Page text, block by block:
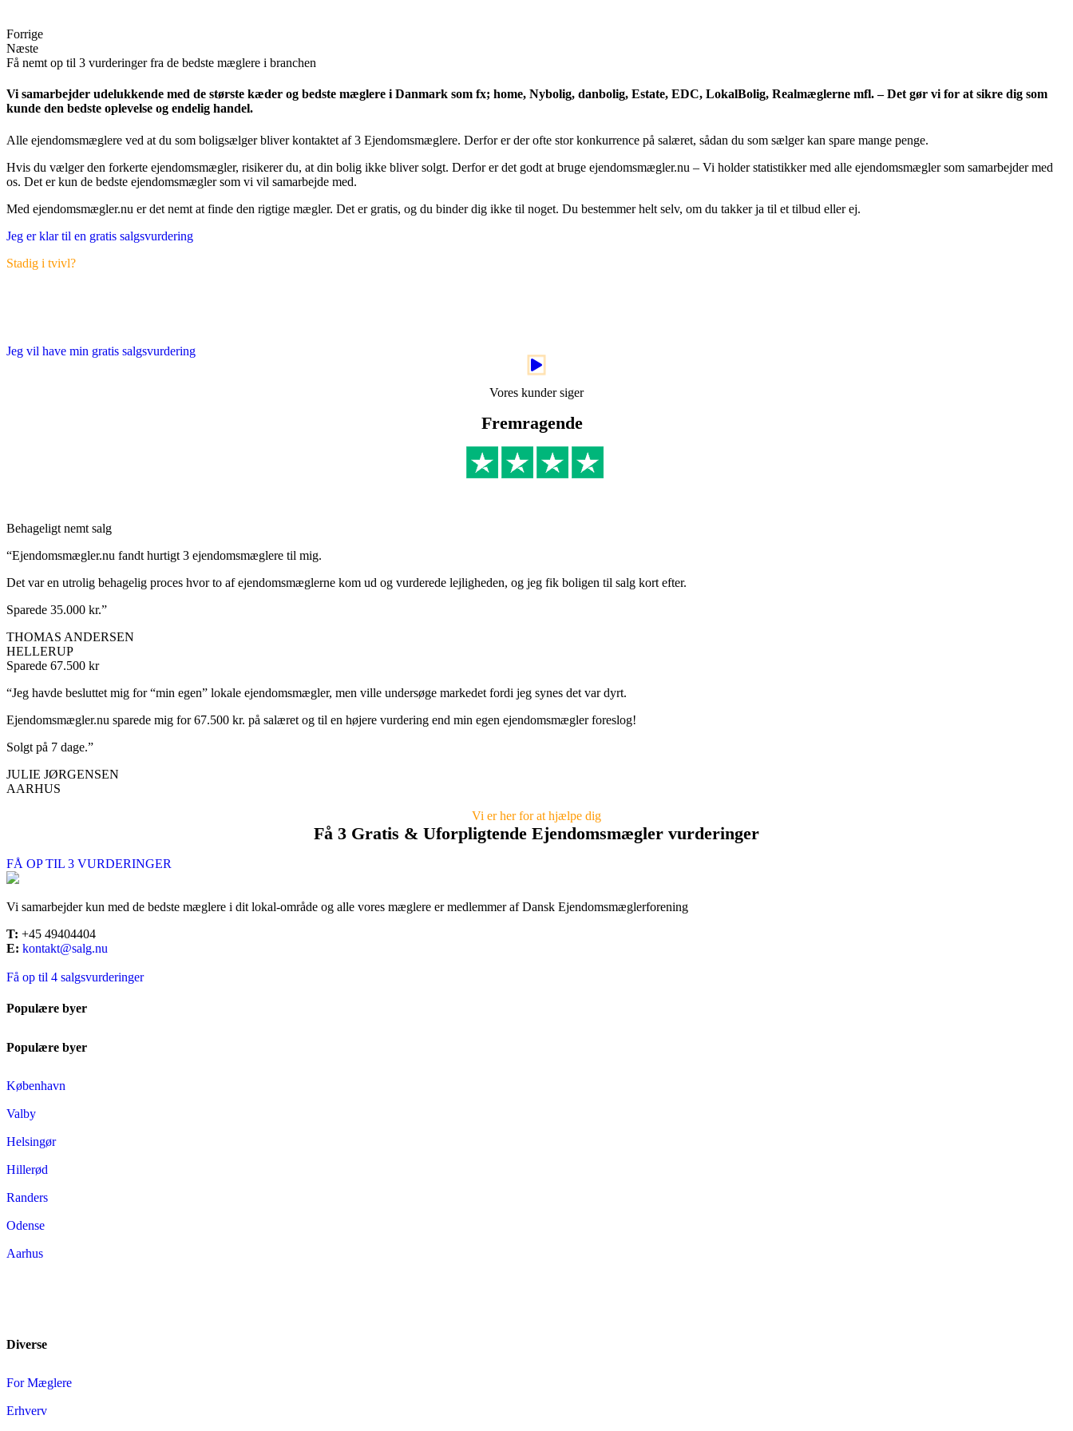
Forrige
Næste
Få nemt op til 3 vurderinger fra de bedste mæglere i branchen
Vi samarbejder udelukkende med de største kæder og bedste mæglere i Danmark som fx; home, Nybolig, danbolig, Estate, EDC, LokalBolig, Realmæglerne mfl. – Det gør vi for at sikre dig som
kunde den bedste oplevelse og endelig handel.
Alle ejendomsmæglere ved at du som boligsælger bliver kontaktet af 3 Ejendomsmæglere. Derfor er der ofte stor konkurrence på salæret, sådan du som sælger kan spare mange penge.
Hvis du vælger den forkerte ejendomsmægler, risikerer du, at din bolig ikke bliver solgt. Derfor er det godt at bruge ejendomsmægler.nu – Vi holder statistikker med alle ejendomsmægler som samarbejder med
os. Det er kun de bedste ejendomsmægler som vi vil samarbejde med.
Med ejendomsmægler.nu er det nemt at finde den rigtige mægler. Det er gratis, og du binder dig ikke til noget. Du bestemmer helt selv, om du takker ja til et tilbud eller ej.
Jeg er klar til en gratis salgsvurdering
Stadig i tvivl?
Jeg vil have min gratis salgsvurdering
Vores kunder siger
Fremragende
Behageligt nemt salg
“Ejendomsmægler.nu fandt hurtigt 3 ejendomsmæglere til mig.
Det var en utrolig behagelig proces hvor to af ejendomsmæglerne kom ud og vurderede lejligheden, og jeg fik boligen til salg kort efter.
Sparede 35.000 kr.”
THOMAS ANDERSEN
HELLERUP
Sparede 67.500 kr
“Jeg havde besluttet mig for “min egen” lokale ejendomsmægler, men ville undersøge markedet fordi jeg synes det var dyrt.
Ejendomsmægler.nu sparede mig for 67.500 kr. på salæret og til en højere vurdering end min egen ejendomsmægler foreslog!
Solgt på 7 dage.”
JULIE JØRGENSEN
AARHUS
Vi er her for at hjælpe dig
Få 3 Gratis & Uforpligtende Ejendomsmægler vurderinger
FÅ OP TIL 3 VURDERINGER
Vi samarbejder kun med de bedste mæglere i dit lokal-område og alle vores mæglere er medlemmer af Dansk Ejendomsmæglerforening
T: +45 49404404
E: kontakt@salg.nu
Få op til 4 salgsvurderinger
Populære byer
Populære byer
København
Valby
Helsingør
Hillerød
Randers
Odense
Aarhus
Diverse
For Mæglere
Erhverv